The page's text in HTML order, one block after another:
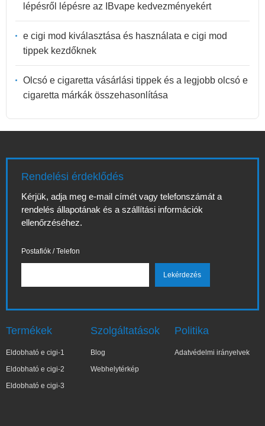
lépésről lépésre az IBvape kedvezményekért
e cigi mod kiválasztása és használata e cigi mod
tippek kezdőknek
Olcsó e cigaretta vásárlási tippek és a legjobb olcsó e
cigaretta márkák összehasonlítása
Rendelési érdeklődés
Kérjük, adja meg e-mail címét vagy telefonszámát a
rendelés állapotának és a szállítási információk
ellenőrzéséhez.
Postafiók / Telefon
Termékek
Eldobható e cigi-1
Eldobható e cigi-2
Eldobható e cigi-3
Szolgáltatások
Blog
Webhelytérkép
Politika
Adatvédelmi irányelvek